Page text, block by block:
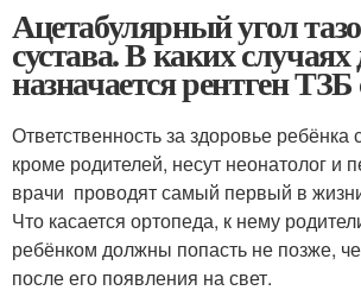
Ацетабулярный угол
сустава. В каких
назначается рентген ТЗБ
Ответственность за здоровье ребёнка
кроме родителей, несут неонатолог и
врачи проводят самый первый в
Что касается ортопеда, к нему
ребёнком должны попасть не позже,
после его появления на свет.